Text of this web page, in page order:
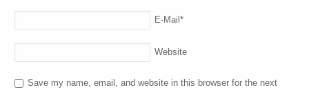
E-Mail*
Website
Save my name, email, and website in this browser for the next